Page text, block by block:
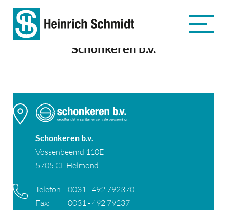
Schonkeren b.v.
Schonkeren b.v.
Vossenbeemd 110E
5705 CL Helmond
Telefon: 0031 - 492 792370
Fax:
0031 - 492 79237